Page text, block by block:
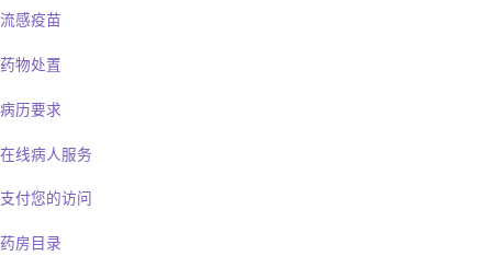
流感疫苗
药物处置
病历要求
在线病人服务
支付您的访问
药房目录